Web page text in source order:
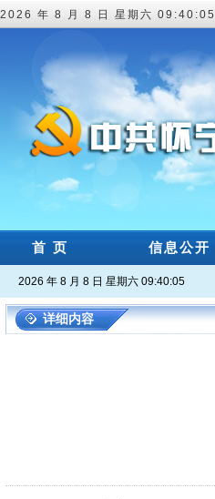
2026 年 8 月 8 日 星期六 09:40:06
首 页 信息公开
2026 年 8 月 8 日 星期六 09:40:06
详细内容